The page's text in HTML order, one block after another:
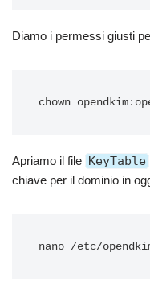
Diamo i permessi giusti
Apriamo il file KeyTable
chiave per il dominio in